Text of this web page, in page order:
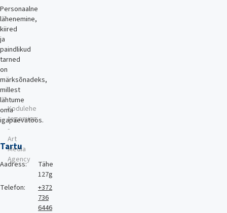
Personaalne
lähenemine,
kiired
ja
paindlikud
tarned
on
märksõnadeks,
millest
lähtume
oma
igapäevatöös.
Tartu
Aadress:
Tähe
127g
Telefon:
+372
736
6446
Kodulehe
tegemine
-
Art
Media
Agency